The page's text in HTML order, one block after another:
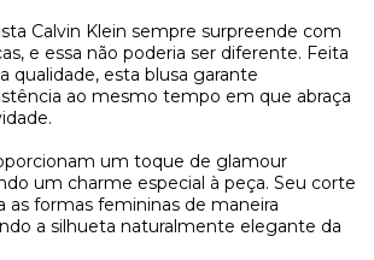
Calvin Klein sempre surpreende com
e essa não poderia ser diferente. Feita
qualidade, esta blusa garante
ao mesmo tempo em que abraça
um toque de glamour
um charme especial à peça. Seu corte
as formas femininas de maneira
a silhueta naturalmente elegante da